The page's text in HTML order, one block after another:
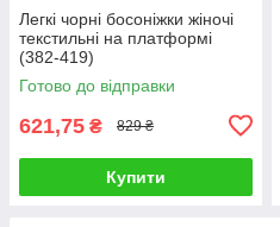
Легкі чорні босоніжки жіночі
текстильні на платформі
(382-419)
Готово до відправки
621,75 ₴ 829 ₴
Купити